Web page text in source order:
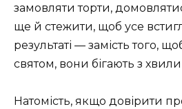
замовляти торти,
ще й стежити, щоб усе
результаті — замість того,
святом, вони бігають з
Натомість, якщо довірити